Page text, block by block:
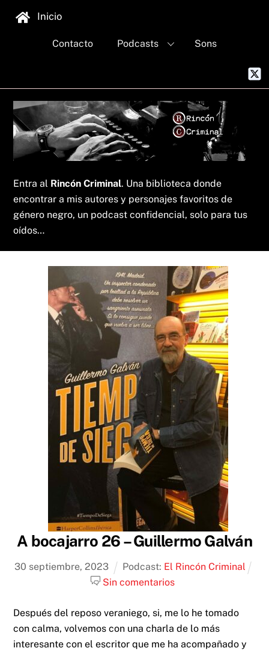
Inicio
Contacto Podcasts Sons
Entra al Rincón Criminal. Una biblioteca donde
encontrar a mis autores y personajes favoritos de
género negro, un podcast confidencial, solo para tus
oídos…
A bocajarro 26 – Guillermo Galván
30 septiembre,2023 Podcast: El Rincón Criminal
Sin comentarios
Después del reposo veraniego, si, me lo he tomado
con calma, volvemos con una charla de lo más
interesante con el escritor que me ha acompañado y